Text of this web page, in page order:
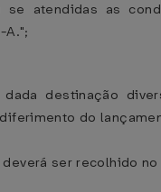
atendidas as
A.";
destinação
do
ser recolhido no